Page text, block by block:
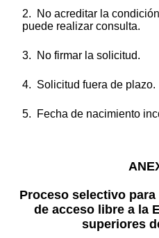
2. No acreditar la
puede realizar consulta.
3. No firmar la solicitud.
4. Solicitud fuera de plazo.
5. Fecha de nacimiento
Proceso selectivo
de acceso libre a la
superiores